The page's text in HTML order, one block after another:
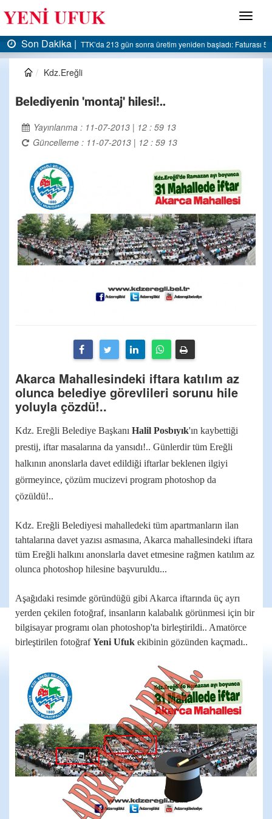
Menü
Son Dakika | AK Parti Ereğli İlçe Başkanlığı’ndan belediyeye sert
Kdz.Ereğli
Belediyenin 'montaj' hilesi!..
Yayınlanma : 11-07-2013 | 12 : 59 13
Güncelleme : 11-07-2013 | 12 : 59 13
Akarca Mahallesindeki iftara katılım az
olunca belediye görevlileri sorunu hile
yoluyla çözdü!..
Kdz. Ereğli Belediye Başkanı Halil Posbıyık'ın kaybettiği
prestij, iftar masalarına da yansıdı!.. Günlerdir tüm Ereğli
halkının anonslarla davet edildiği iftarlar beklenen ilgiyi
görmeyince, çözüm mucizevi program photoshop da
çözüldü!..
Kdz. Ereğli Belediyesi mahalledeki tüm apartmanların ilan
tahtalarına davet yazısı asmasına, Akarca mahallesindeki iftara
tüm Ereğli halkını anonslarla davet etmesine rağmen katılım az
olunca photoshop hilesine başvuruldu...
Aşağıdaki resimde göründüğü gibi Akarca iftarında üç ayrı
yerden çekilen fotoğraf, insanların kalabalık görünmesi için bir
bilgisayar programı olan photoshop'ta birleştirildi.. Amatörce
birleştirilen fotoğrafYeni Ufuk ekibinin gözünden kaçmadı..